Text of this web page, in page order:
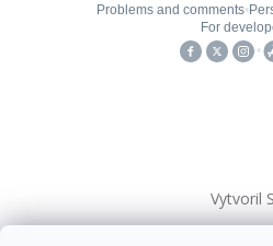
Vytvoril